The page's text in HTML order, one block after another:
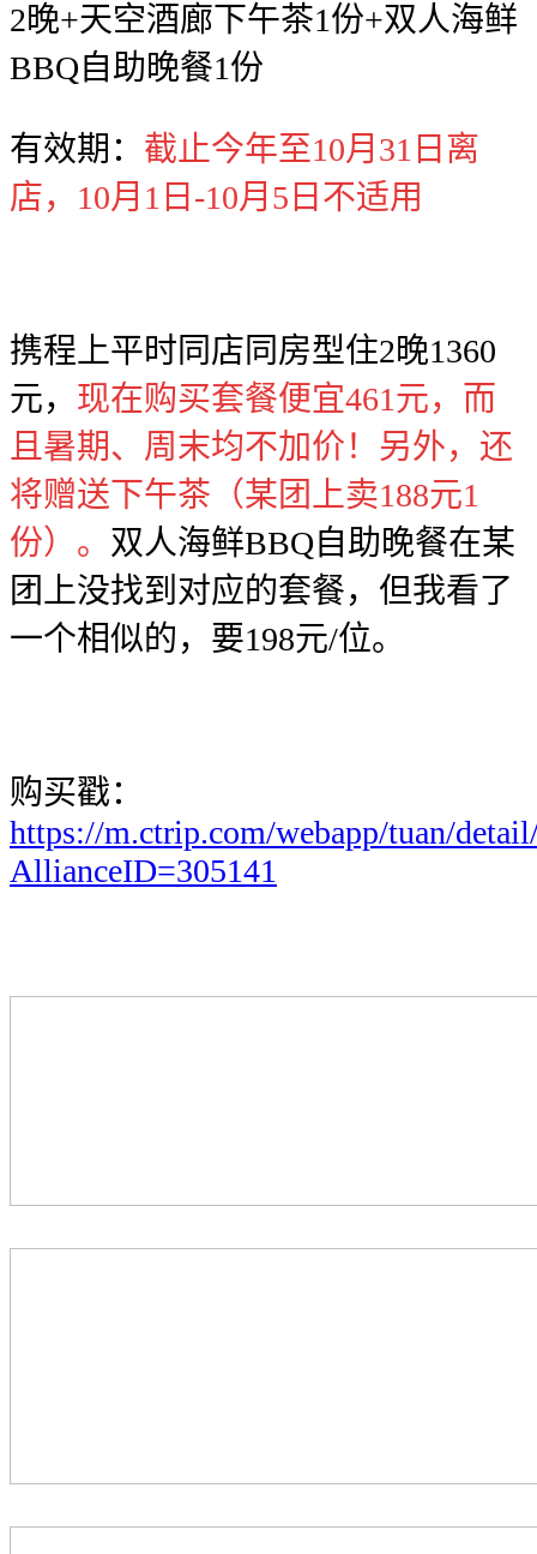
2晚+天空酒廊下午茶1份+双人海鲜
BBQ自助晚餐1份
有效期： 截止今年至10月31日离
店，10月1日-10月5日不适用
携程上平时同店同房型住2晚1360
元， 现在购买套餐便宜461元，而
且暑期、周末均不加价！另外，还
将赠送下午茶（某团上卖188元1
份）。 双人海鲜BBQ自助晚餐在某
团上没找到对应的套餐，但我看了
一个相似的，要198元/位。
购买戳：
https://m.ctrip.com/webapp/tuan/
AllianceID=305141